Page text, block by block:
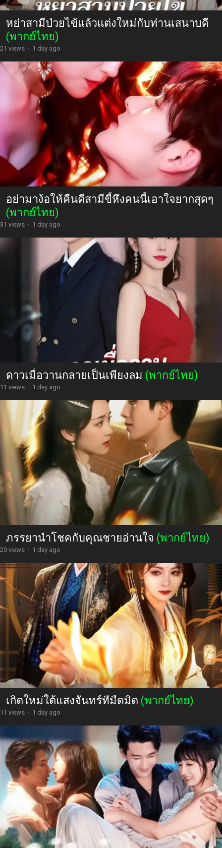
หย่าสามีป่วยไข้แล้วแต่งใหม่กับท่านเสนาบดี
(พากย์ไทย)
21 views · 1 day ago
อย่ามาง้อให้คืนดีสามีขี้หึงคนนี้เอาใจยากสุดๆ
(พากย์ไทย)
31 views · 1 day ago
ดาวเมื่อวานกลายเป็นเพียงลม (พากย์ไทย)
11 views · 1 day ago
ภรรยานำโชคกับคุณชายอ่านใจ (พากย์ไทย)
20 views · 1 day ago
เกิดใหม่ใต้แสงจันทร์ที่มืดมิด (พากย์ไทย)
11 views · 1 day ago